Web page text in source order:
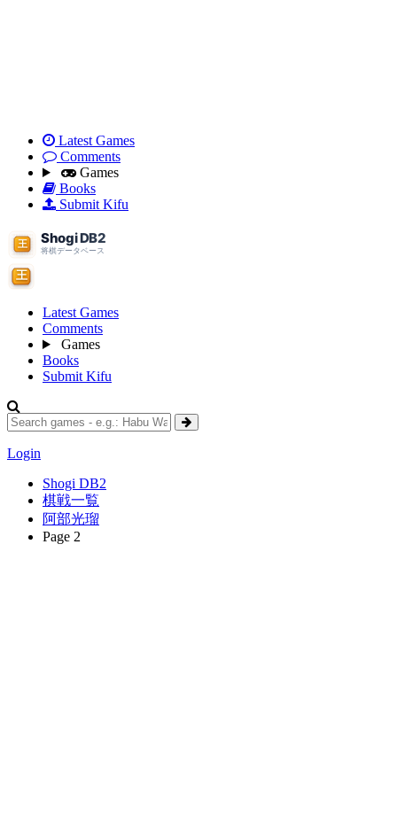
Latest Games
Comments
Games
Books
Submit Kifu
Latest Games
Comments
Games
Books
Submit Kifu
Login
Shogi DB2
棋戦一覧
阿部光瑠
Page 2